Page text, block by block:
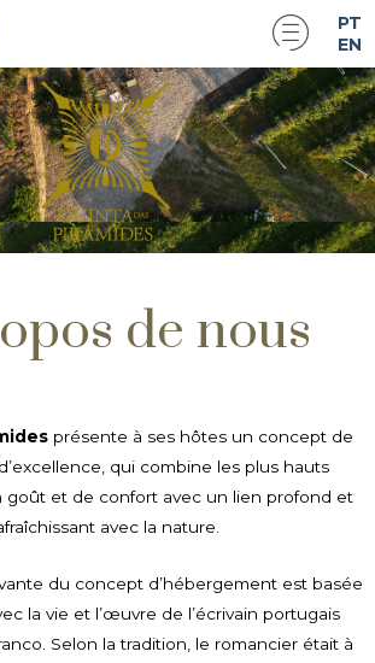
PT
EN
de nous
présente à ses hôtes un concept de
qui combine les plus hauts
goût et de confort avec un lien profond et
avec la nature.
du concept d’hébergement est basée
la vie et l’œuvre de l’écrivain portugais
Selon la tradition, le romancier était à